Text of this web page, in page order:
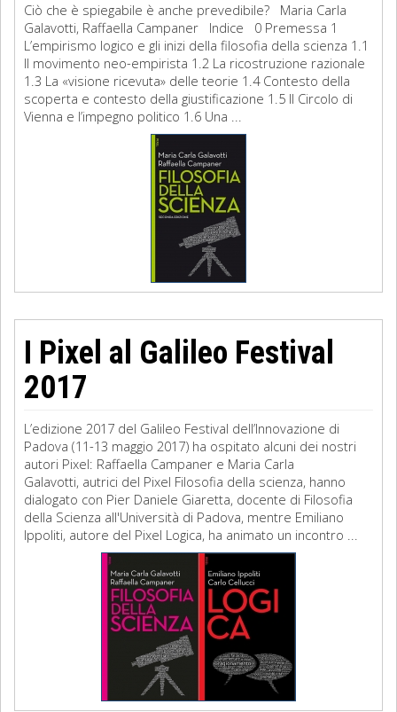
Ciò che è spiegabile è anche prevedibile? Maria Carla
Galavotti, Raffaella Campaner Indice 0 Premessa 1
L’empirismo logico e gli inizi della filosofia della scienza 1.1
Il movimento neo-empirista 1.2 La ricostruzione razionale
1.3 La «visione ricevuta» delle teorie 1.4 Contesto della
scoperta e contesto della giustificazione 1.5 Il Circolo di
Vienna e l’impegno politico 1.6 Una ...
I Pixel al Galileo Festival
2017
L’edizione 2017 del Galileo Festival dell’Innovazione di
Padova (11-13 maggio 2017) ha ospitato alcuni dei nostri
autori Pixel: Raffaella Campaner e Maria Carla
Galavotti, autrici del Pixel Filosofia della scienza, hanno
dialogato con Pier Daniele Giaretta, docente di Filosofia
della Scienza all'Università di Padova, mentre Emiliano
Ippoliti, autore del Pixel Logica, ha animato un incontro ...